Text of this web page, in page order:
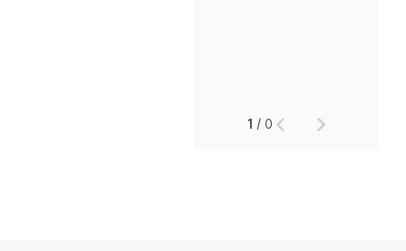
1 /0